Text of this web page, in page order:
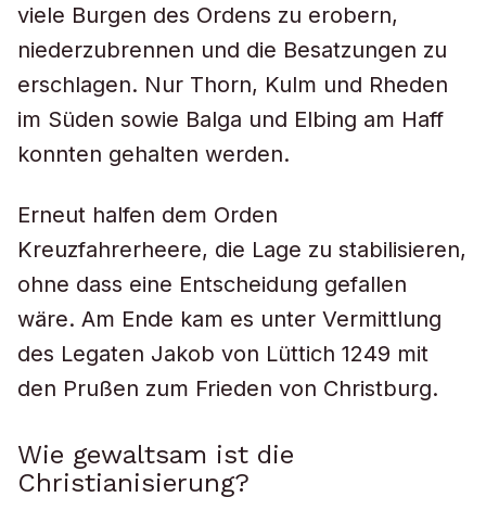
viele Burgen des Ordens zu erobern,
niederzubrennen und die Besatzungen zu
erschlagen. Nur Thorn, Kulm und Rheden
im Süden sowie Balga und Elbing am Haff
konnten gehalten werden.
Erneut halfen dem Orden
Kreuzfahrerheere, die Lage zu stabilisieren,
ohne dass eine Entscheidung gefallen
wäre. Am Ende kam es unter Vermittlung
des Legaten Jakob von Lüttich 1249 mit
den Prußen zum Frieden von Christburg.
Wie gewaltsam ist die
Christianisierung?